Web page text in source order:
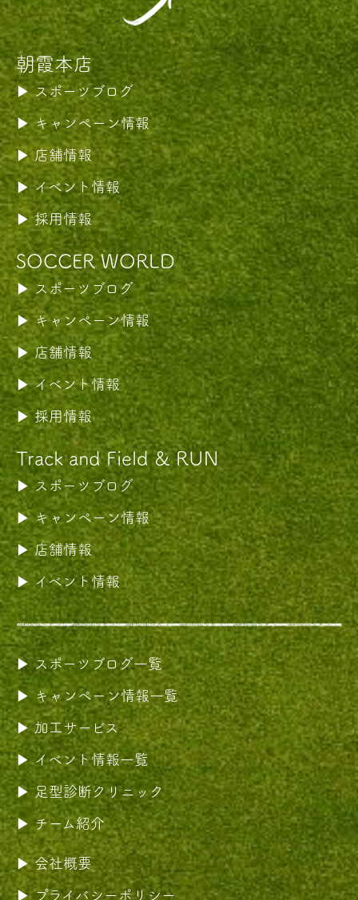
朝霞本店
スポーツブログ
キャンペーン情報
店舗情報
イベント情報
採用情報
SOCCER WORLD
スポーツブログ
キャンペーン情報
店舗情報
イベント情報
採用情報
Track and Field & RUN
スポーツブログ
キャンペーン情報
店舗情報
イベント情報
スポーツブログ一覧
キャンペーン情報一覧
加工サービス
イベント情報一覧
足型診断クリニック
チーム紹介
会社概要
プライバシーポリシー